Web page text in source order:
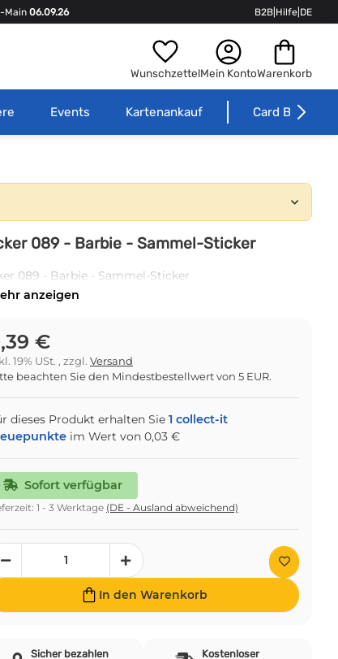
Main 06.09.26 B2B Hilfe DE
WunschzettelMein KontoWarenkorb
Events Kartenankauf Card Börse
089 - Barbie - Sammel-Sticker
089 - Barbie - Sammel-Sticker
anzeigen
€
19% USt. , zzgl. Versand
beachten Sie den Mindestbestellwert von 5 EUR.
dieses Produkt erhalten Sie 1 collect-it
im Wert von 0,03 €
Sofort verfügbar
1 - 3 Werktage (DE - Ausland abweichend)
In den Warenkorb
Sicher bezahlen
Kostenloser